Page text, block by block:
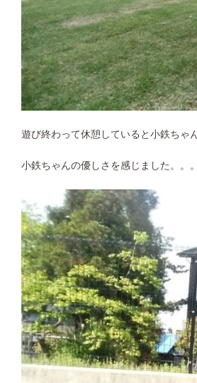
遊び終わって休憩していると小鉄ちゃ
小鉄ちゃんの優しさを感じました。。。